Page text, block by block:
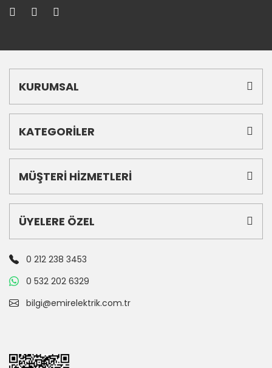
KURUMSAL
KATEGORİLER
MÜŞTERİ HİZMETLERİ
ÜYELERE ÖZEL
0 212 238 3453
0 532 202 6329
bilgi@emirelektrik.com.tr